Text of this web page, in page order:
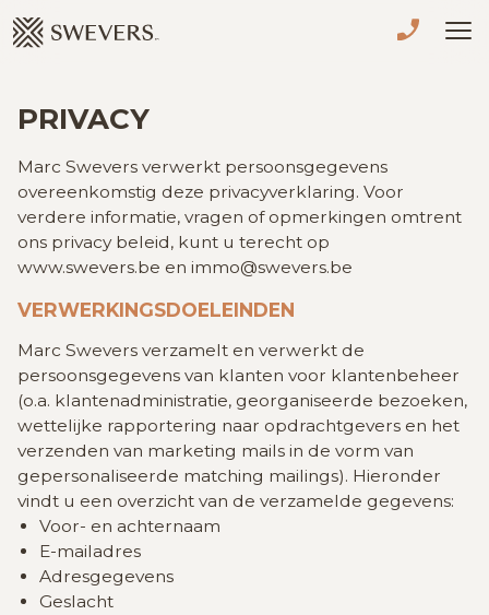
VACATURES
TE KOOP
TE HUUR
NIEUWBOUW
OVER ONS
VASTGOEDCAFÉ
GRATIS SCHATTING
PRIVACY
Marc Swevers verwerkt persoonsgegevens
overeenkomstig deze privacyverklaring. Voor
verdere informatie, vragen of opmerkingen omtrent
ons privacy beleid, kunt u terecht op
www.swevers.be en immo@swevers.be
VERWERKINGSDOELEINDEN
Marc Swevers verzamelt en verwerkt de
persoonsgegevens van klanten voor klantenbeheer
(o.a. klantenadministratie, georganiseerde bezoeken,
wettelijke rapportering naar opdrachtgevers en het
verzenden van marketing mails in de vorm van
gepersonaliseerde matching mailings). Hieronder
vindt u een overzicht van de verzamelde gegevens:
Voor- en achternaam
E-mailadres
Adresgegevens
Geslacht